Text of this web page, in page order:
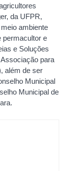
da UFPR,
ambiente
permacultor e
e Soluções
para
além de ser
Municipal
Municipal de